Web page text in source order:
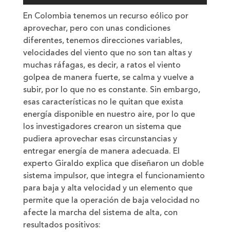
En Colombia tenemos un recurso eólico por
aprovechar, pero con unas condiciones
diferentes, tenemos direcciones variables,
velocidades del viento que no son tan altas y
muchas ráfagas, es decir, a ratos el viento
golpea de manera fuerte, se calma y vuelve a
subir, por lo que no es constante. Sin embargo,
esas características no le quitan que exista
energía disponible en nuestro aire, por lo que
los investigadores crearon un sistema que
pudiera aprovechar esas circunstancias y
entregar energía de manera adecuada. El
experto Giraldo explica que diseñaron un doble
sistema impulsor, que integra el funcionamiento
para baja y alta velocidad y un elemento que
permite que la operación de baja velocidad no
afecte la marcha del sistema de alta, con
resultados positivos: